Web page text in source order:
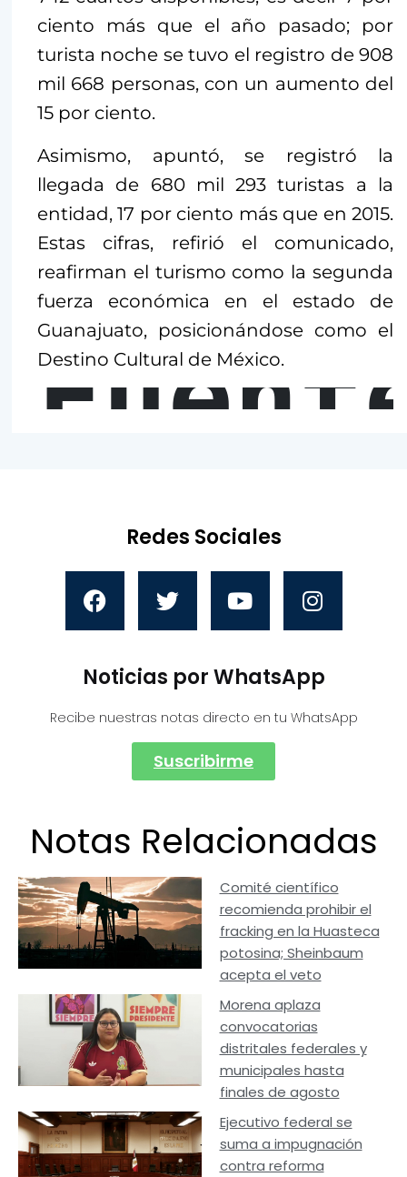
ciento más que el año pasado; por
turista noche se tuvo el registro de 908
mil 668 personas, con un aumento del
15 por ciento.
Asimismo, apuntó, se registró la
llegada de 680 mil 293 turistas a la
entidad, 17 por ciento más que en 2015.
Estas cifras, refirió el comunicado,
reafirman el turismo como la segunda
fuerza económica en el estado de
Guanajuato, posicionándose como el
Destino Cultural de México.
Redes Sociales
Noticias por WhatsApp
Recibe nuestras notas directo en tu WhatsApp
Suscribirme
Notas Relacionadas
Comité científico
recomienda prohibir el
fracking en la Huasteca
potosina; Sheinbaum
acepta el veto
Morena aplaza
convocatorias
distritales federales y
municipales hasta
finales de agosto
Ejecutivo federal se
suma a impugnación
contra reforma